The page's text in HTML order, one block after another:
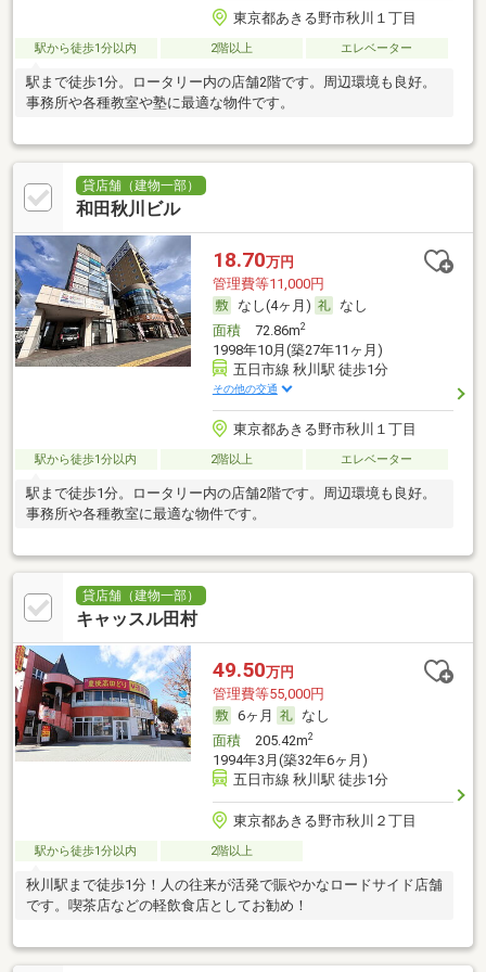
東京都あきる野市秋川１丁目
駅から徒歩1分以内 2階以上 エレベーター
駅まで徒歩1分。ロータリー内の店舗2階です。周辺環境も良好。
事務所や各種教室や塾に最適な物件です。
貸店舗（建物一部）
和田秋川ビル
18.70万円
管理費等11,000円
なし(4ヶ月)
なし
面積72.86m2
1998年10月(築27年11ヶ月)
五日市線 秋川駅 徒歩1分
その他の交通
東京都あきる野市秋川１丁目
駅から徒歩1分以内 2階以上 エレベーター
駅まで徒歩1分。ロータリー内の店舗2階です。周辺環境も良好。
事務所や各種教室に最適な物件です。
貸店舗（建物一部）
キャッスル田村
49.50万円
管理費等55,000円
6ヶ月
なし
面積205.42m2
1994年3月(築32年6ヶ月)
五日市線 秋川駅 徒歩1分
東京都あきる野市秋川２丁目
駅から徒歩1分以内 2階以上
秋川駅まで徒歩1分！人の往来が活発で賑やかなロードサイド店舗
です。喫茶店などの軽飲食店としてお勧め！